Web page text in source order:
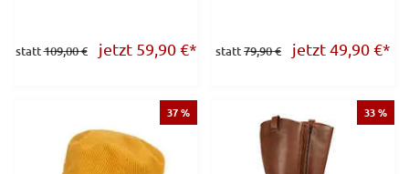
statt109,00 € jetzt 59,90€* statt79,90 € jetzt 49,90€*
37 % 33 %